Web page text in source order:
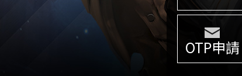
OTP申請